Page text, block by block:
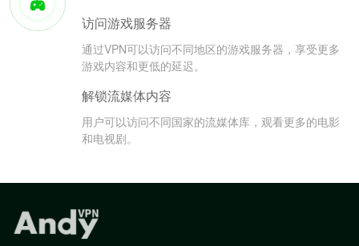
访问游戏服务器
通过VPN可以访问不同地区的游戏服务器，享受更多
游戏内容和更低的延迟。
解锁流媒体内容
用户可以访问不同国家的流媒体库，观看更多的电影
和电视剧。